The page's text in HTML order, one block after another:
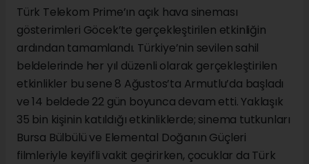
Türk Telekom Prime’ın açık hava sineması
gösterimleri Göcek’te gerçekleştirilen etkinliğin
ardından tamamlandı. Türkiye’nin sevilen sahil
beldelerinde her yıl düzenli olarak gerçekleştirilen
etkinlikler bu sene 8 Ağustos’ta Armutlu’da başladı
ve 14 beldede 22 gün boyunca devam etti. Yaklaşık
35 bin kişinin katıldığı etkinliklerde; sinema tutkunları
Bursa Bülbülü ve Elemental Doğanın Güçleri
filmleriyle keyifli vakit geçirirken, çocuklar da Türk